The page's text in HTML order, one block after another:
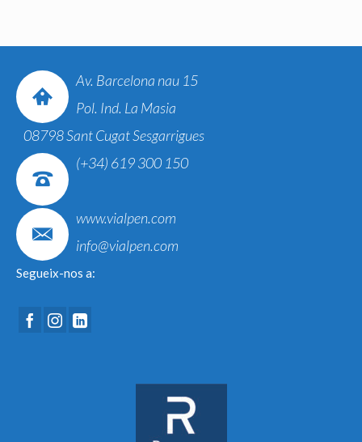
Av. Barcelona nau 15
Pol. Ind. La Masia
08798 Sant Cugat Sesgarrigues
(+34) 619 300 150
www.vialpen.com
info@vialpen.com
Segueix-nos a: